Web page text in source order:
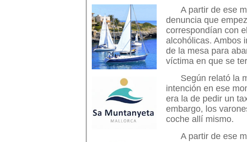
A partir de ese
denuncia que
correspondían con
alcohólicas. Ambos
de la mesa para
víctima en que se
Según relató la
intención en ese
era la de pedir un
embargo, los
coche allí mismo.
A partir de ese